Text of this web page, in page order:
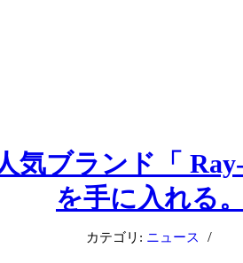
気ブランド「
を手に入れる。
カテゴリ: ニュース /